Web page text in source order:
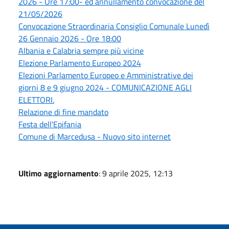
21/05/2026
Convocazione Straordinaria Consiglio Comunale Lunedì
26 Gennaio 2026 - Ore 18:00
Albania e Calabria sempre più vicine
Elezione Parlamento Europeo 2024
Elezioni Parlamento Europeo e Amministrative dei
giorni 8 e 9 giugno 2024 - COMUNICAZIONE AGLI
ELETTORI.
Relazione di fine mandato
Festa dell'Epifania
Comune di Marcedusa - Nuovo sito internet
Ultimo aggiornamento: 9 aprile 2025, 12:13